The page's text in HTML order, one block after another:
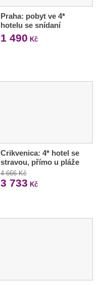
Praha: pobyt ve 4*
hotelu se snídaní
1 490 Kč
Crikvenica: 4* hotel se
stravou, přímo u pláže
4 666 Kč
3 733 Kč